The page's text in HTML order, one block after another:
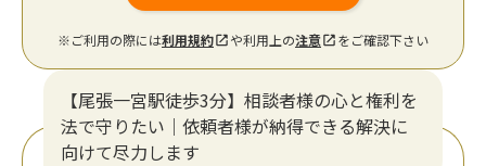
※ご利用の際には利用規約 や利用上の注意 をご確認下さい
【尾張一宮駅徒歩3分】相談者様の心と権利を
法で守りたい｜依頼者様が納得できる解決に
向けて尽力します